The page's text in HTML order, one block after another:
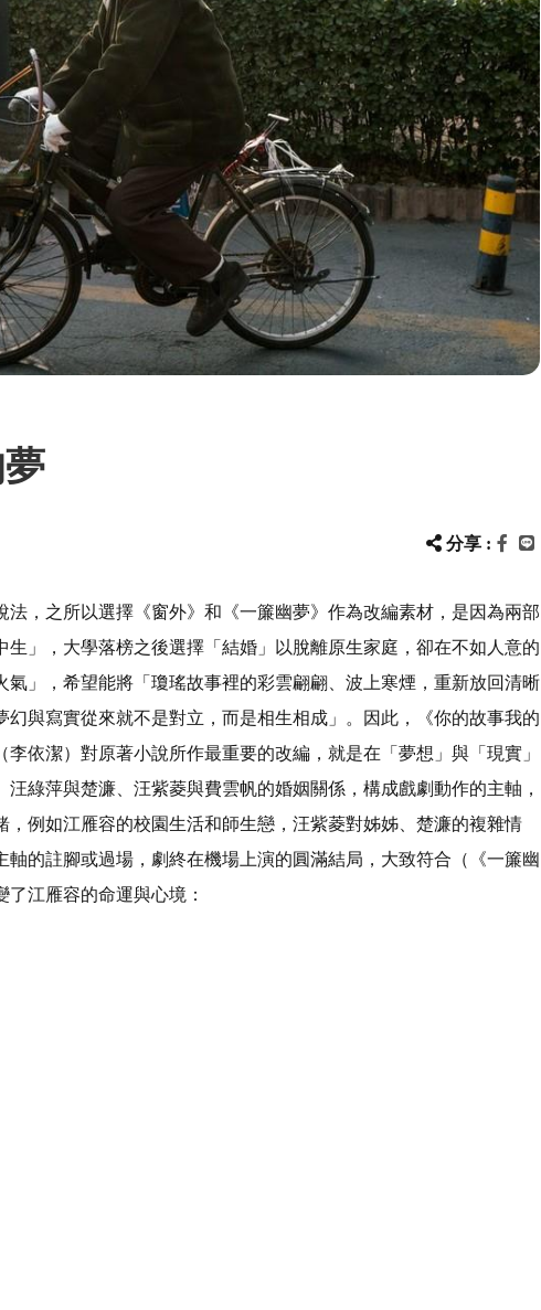
分享 :
，之所以選擇《窗外》和《一簾幽夢》作為改編素材，是因為兩部
」，大學落榜之後選擇「結婚」以脫離原生家庭，卻在不如人意的
」，希望能將「瓊瑤故事裡的彩雲翩翩、波上寒煙，重新放回清晰
與寫實從來就不是對立，而是相生相成」。因此，《你的故事我的
依潔）對原著小說所作最重要的改編，就是在「夢想」與「現實」
綠萍與楚濂、汪紫菱與費雲帆的婚姻關係，構成戲劇動作的主軸，
例如江雁容的校園生活和師生戀，汪紫菱對姊姊、楚濂的複雜情
的註腳或過場，劇終在機場上演的圓滿結局，大致符合（《一簾幽
江雁容的命運與心境：